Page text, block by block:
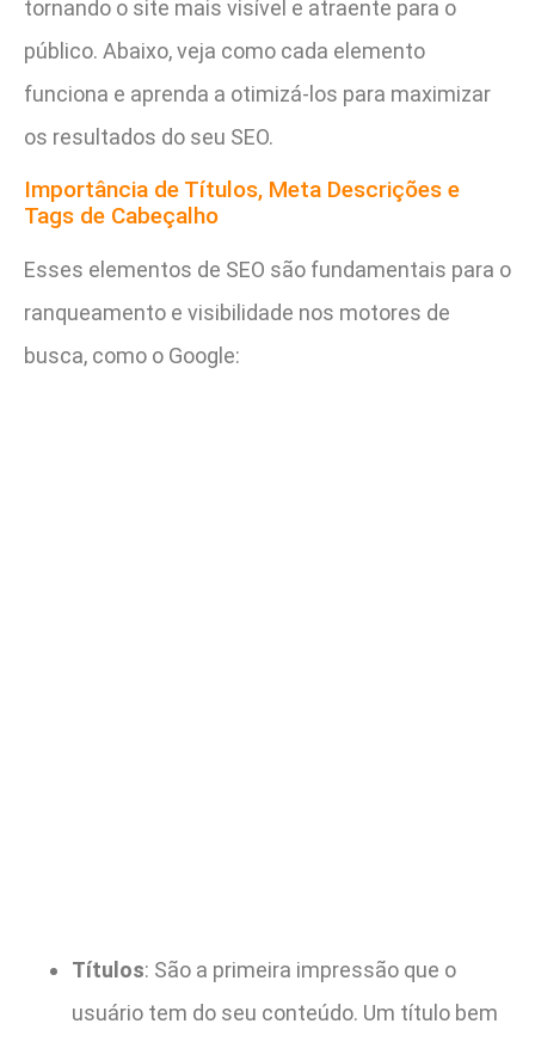
tornando o site mais visível e atraente para o
público. Abaixo, veja como cada elemento
funciona e aprenda a otimizá-los para maximizar
os resultados do seu SEO.
Importância de Títulos, Meta Descrições e
Tags de Cabeçalho
Esses elementos de SEO são fundamentais para o
ranqueamento e visibilidade nos motores de
busca, como o Google:
Títulos: São a primeira impressão que o
usuário tem do seu conteúdo. Um título bem